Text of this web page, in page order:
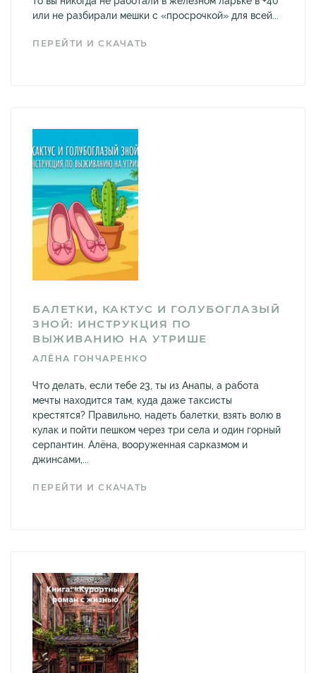
или не разбирали мешки с «просрочкой» для всей...
ПЕРЕЙТИ И СКАЧАТЬ
БАЛЕТКИ, КАКТУС И ГОЛУБОГЛАЗЫЙ
ЗНОЙ: ИНСТРУКЦИЯ ПО
ВЫЖИВАНИЮ НА УТРИШЕ
АЛЁНА ГОНЧАРЕНКО
Что делать, если тебе 23, ты из Анапы, а работа
мечты находится там, куда даже таксисты
крестятся? Правильно, надеть балетки, взять волю в
кулак и пойти пешком через три села и один горный
серпантин. Алёна, вооруженная сарказмом и
джинсами,...
ПЕРЕЙТИ И СКАЧАТЬ